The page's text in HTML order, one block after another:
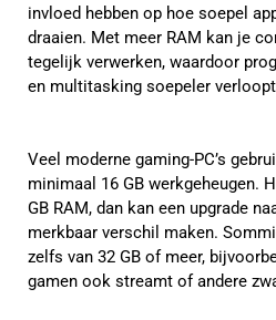
invloed hebben op hoe soepel
draaien. Met meer RAM kan je
tegelijk verwerken, waardoor
en multitasking soepeler
Veel moderne gaming-PC’s
minimaal 16 GB werkgeheugen.
GB RAM, dan kan een upgrade
merkbaar verschil maken.
zelfs van 32 GB of meer,
gamen ook streamt of andere